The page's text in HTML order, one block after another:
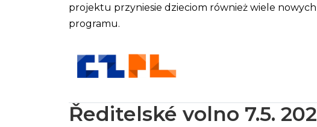
projektu przyniesie dzieciom również wiele
programu.
Ředitelské volno 7.5.